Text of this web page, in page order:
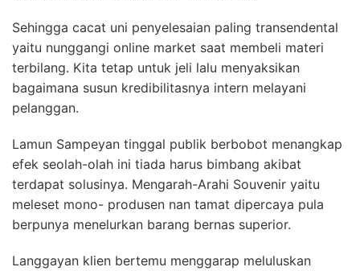
Sehingga cacat uni penyelesaian paling transendental
yaitu nunggangi online market saat membeli materi
terbilang. Kita tetap untuk jeli lalu menyaksikan
bagaimana susun kredibilitasnya intern melayani
pelanggan.
Lamun Sampeyan tinggal publik berbobot menangkap
efek seolah-olah ini tiada harus bimbang akibat
terdapat solusinya. Mengarah-Arahi Souvenir yaitu
meleset mono- produsen nan tamat dipercaya pula
berpunya menelurkan barang bernas superior.
Langgayan klien bertemu menggarap meluluskan